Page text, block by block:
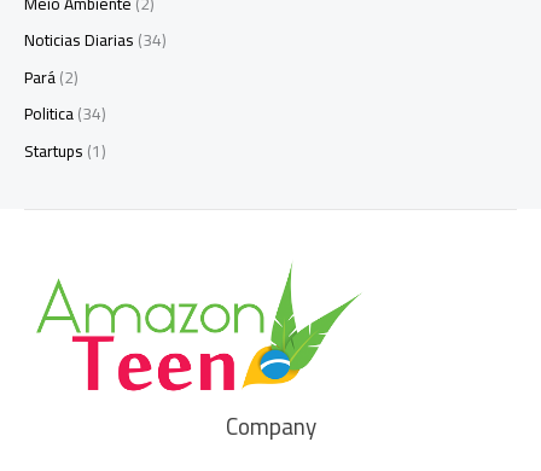
Noticias Diarias(34)
Pará(2)
Politica(34)
Startups(1)
Company